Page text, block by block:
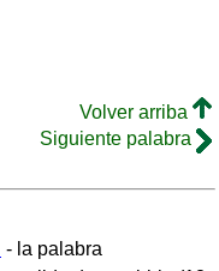
Volver arriba
Siguiente palabra
- la palabra